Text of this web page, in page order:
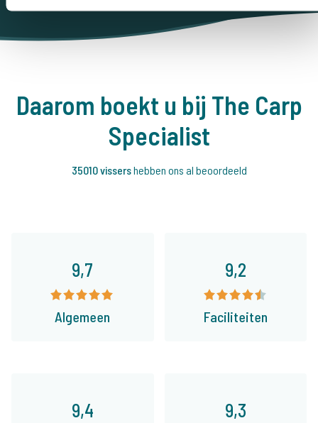
Daarom boekt u bij The Carp
Specialist
35010 vissershebben ons al beoordeeld
9,7
Algemeen
9,2
Faciliteiten
9,4 9,3